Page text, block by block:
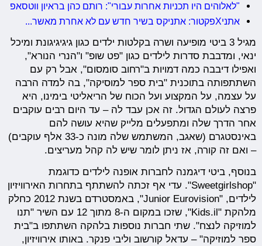
"לאלוהים היו תכניות אחרות עבורי": רותם כהן בראיון ווטסאפ
אתניXפקטור: אתניקס בשיר חדש עם לא אחרת מאשר...
מגיל 3 ביטי מופיעה ושרה בקלטות ילדים כגון גיגיגיגונת ומיכל
ינאי, ומדבבת סדרות לילדים כגון "פט שופ" ו"הנרי הנורא",
ואפילו דיבבה כמה דמויות ב"רחוב סומסום", אבל רק עם
השתתפותה בתוכנית "בית ספר למוסיקה", בה למדה הרבה
על עצמה, על המקצוע ועל הכוח של הריאליטי בימינו, היא
פרצה לעולם הגדול. זה אכן עבד לה – עד היום רבים עוקבים
אחר הדרך שלה ומתפעלים מלייק שהיא עושה להם
באינסטגרם (שאגב, המשתמש שלה מונה כ-33 אלף עוקבים)
– ואם זה קורה, אז ניתן לומר שיש לה קהל מעריצים.
בנוסף, ביטי דיגמנה לחברות אופנה לילדים כדוגמת
"Sweetgirlshop". עדי אף זכתה להשתתף בתחרות האירוויזיון
לילדים, "Junior Eurovision", באמסטרדם בשנת 2012 כחלק
מלהקת "Kids.il", שזכו במקום ה-8 מתוך 12 עם השיר "תנו
למוזיקה לנצח". שתי חברות נוספות בלהקה השתתפו ב"בית
ספר למוזיקה" – עדאל קורשוב וליבי פנקר. באותו אירוויזיון,